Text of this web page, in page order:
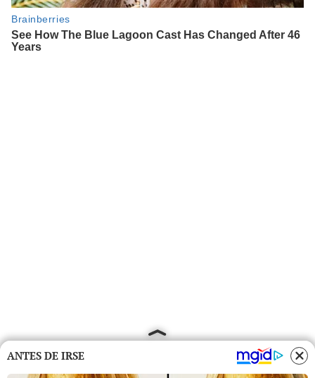
ANTES DE IRSE